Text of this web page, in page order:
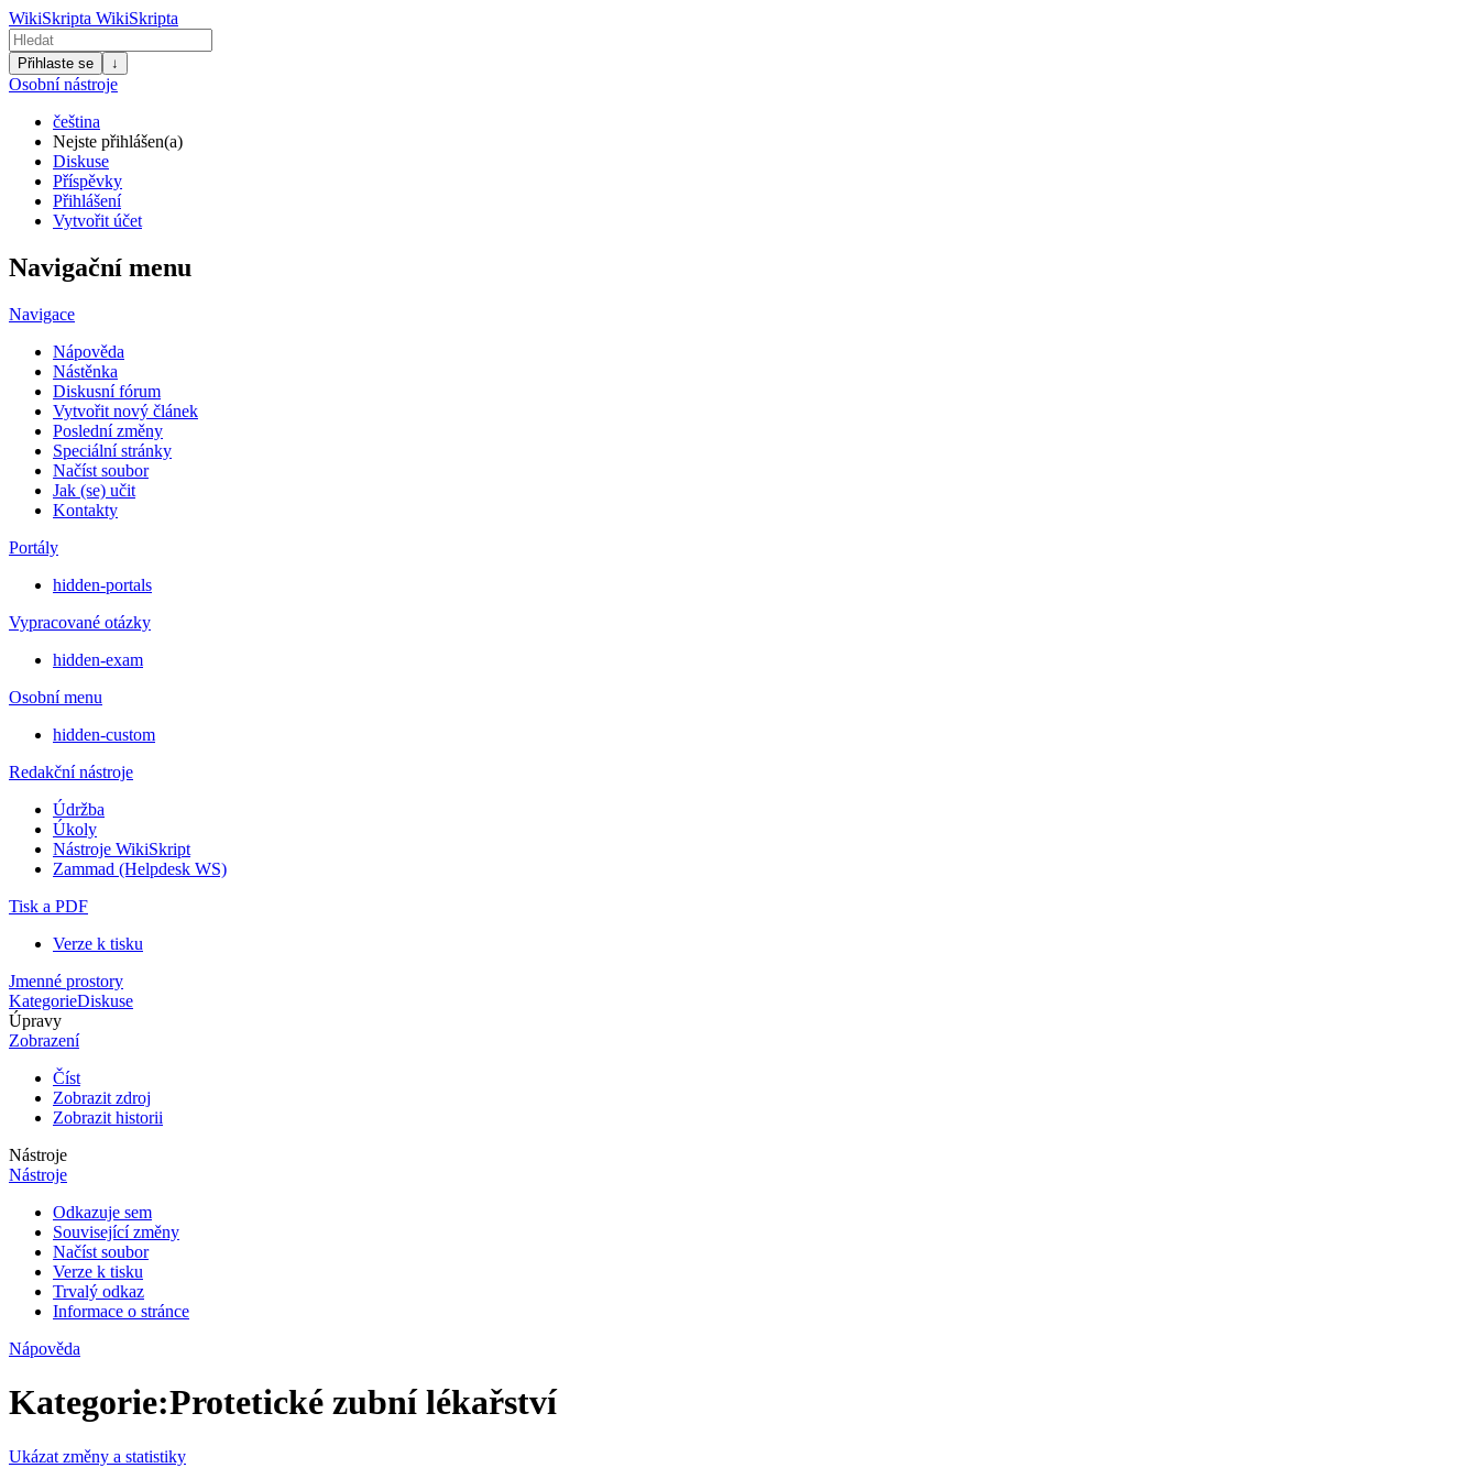
WikiSkripta WikiSkripta
Přihlaste se ↓
Osobní nástroje
čeština
Nejste přihlášen(a)
Diskuse
Příspěvky
Přihlášení
Vytvořit účet
Navigační menu
Navigace
Nápověda
Nástěnka
Diskusní fórum
Vytvořit nový článek
Poslední změny
Speciální stránky
Načíst soubor
Jak (se) učit
Kontakty
Portály
hidden-portals
Vypracované otázky
hidden-exam
Osobní menu
hidden-custom
Redakční nástroje
Údržba
Úkoly
Nástroje WikiSkript
Zammad (Helpdesk WS)
Tisk a PDF
Verze k tisku
Jmenné prostory
KategorieDiskuse
Úpravy
Zobrazení
Číst
Zobrazit zdroj
Zobrazit historii
Nástroje
Nástroje
Odkazuje sem
Související změny
Načíst soubor
Verze k tisku
Trvalý odkaz
Informace o stránce
Nápověda
Kategorie:Protetické zubní lékařství
Ukázat změny a statistiky